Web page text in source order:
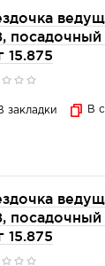
15.875
закладки В
15.875